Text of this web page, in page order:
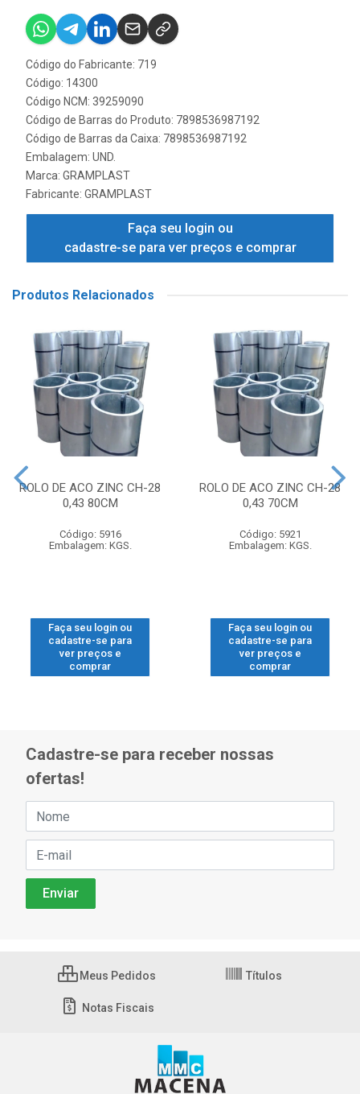
Código do Fabricante: 719
Código: 14300
Código NCM: 39259090
Código de Barras do Produto: 7898536987192
Código de Barras da Caixa: 7898536987192
Embalagem: UND.
Marca: GRAMPLAST
Fabricante: GRAMPLAST
Faça seu login ou
cadastre-se para ver preços e comprar
Produtos Relacionados
ROLO DE ACO ZINC CH-28
0,43 80CM
Código: 5916
Embalagem: KGS.
Faça seu login ou
cadastre-se para
ver preços e
comprar
ROLO DE ACO ZINC CH-28
0,43 70CM
Código: 5921
Embalagem: KGS.
Faça seu login ou
cadastre-se para
ver preços e
comprar
Cadastre-se para receber nossas
ofertas!
Meus Pedidos Títulos
Notas Fiscais